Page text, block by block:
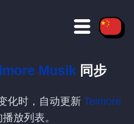
Musik 同步
化时，自动更新 Telmore
放列表。